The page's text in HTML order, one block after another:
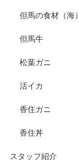
但馬の食材（海）
但馬牛
松葉ガニ
活イカ
香住ガニ
香住丼
スタッフ紹介